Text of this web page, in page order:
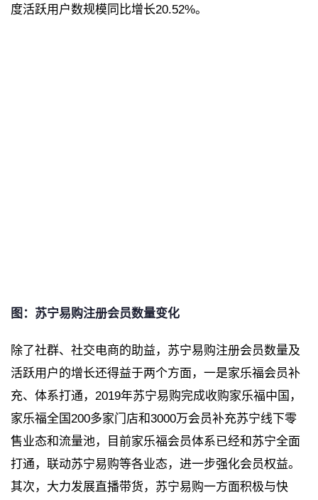
度活跃用户数规模同比增长20.52%。
图：苏宁易购注册会员数量变化
除了社群、社交电商的助益，苏宁易购注册会员数量及
活跃用户的增长还得益于两个方面，一是家乐福会员补
充、体系打通，2019年苏宁易购完成收购家乐福中国，
家乐福全国200多家门店和3000万会员补充苏宁线下零
售业态和流量池，目前家乐福会员体系已经和苏宁全面
打通，联动苏宁易购等各业态，进一步强化会员权益。
其次，大力发展直播带货，苏宁易购一方面积极与快